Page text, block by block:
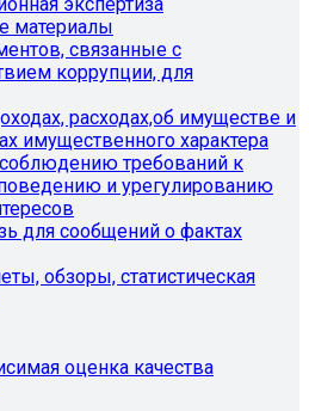
материалы
связанные с
коррупции, для
расходах,об имуществе и
имущественного характера
требований к
и урегулированию
для сообщений о фактах
обзоры, статистическая
оценка качества